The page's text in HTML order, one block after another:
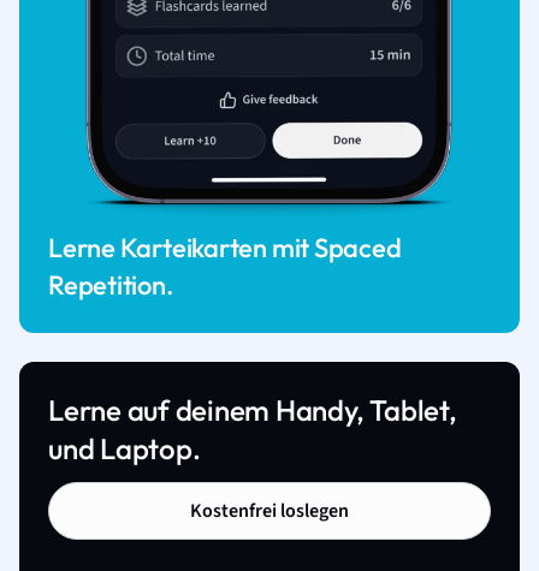
Lerne Karteikarten mit Spaced
Repetition.
Lerne auf deinem Handy, Tablet,
und Laptop.
Kostenfrei loslegen